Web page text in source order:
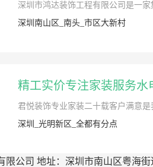
深圳市鸿达装饰工程有限公司是一
深圳南山区_南头_市区大新村
精工实价专注家装服务
君悦装饰专业家装二十载客户满意
深圳_光明新区_全都有分点
限公司 地址：深圳市南山区粤海